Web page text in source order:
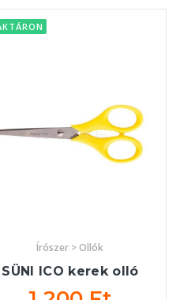
Írószer > Ollók
SÜNI ICO kerek olló